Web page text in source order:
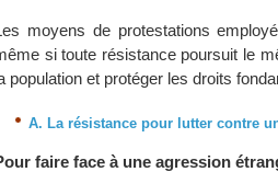
moyens de protestations
si toute résistance poursuit le
population et protéger les droits
A. La résistance pour lutter contre
faire face à une agression